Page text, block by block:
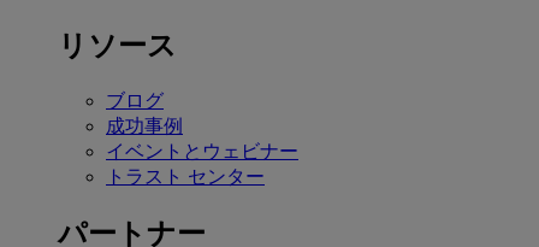
リソース
ブログ
成功事例
イベントとウェビナー
トラスト センター
パートナー